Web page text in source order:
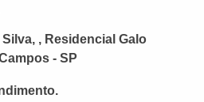
, Residencial Galo
- SP